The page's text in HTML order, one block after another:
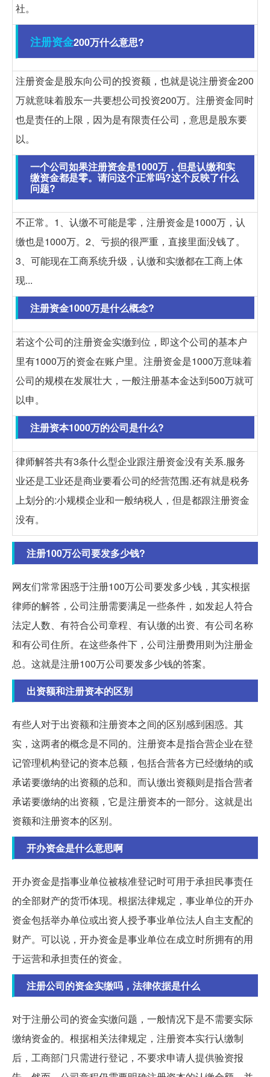
社。
注册资金200万什么意思?
注册资金是股东向公司的投资额，也就是说注册资金200
万就意味着股东一共要想公司投资200万。注册资金同时
也是责任的上限，因为是有限责任公司，意思是股东要
以。
一个公司如果注册资金是1000万，但是认缴和实
缴资金都是零。请问这个正常吗?这个反映了什么
问题?
不正常。1、认缴不可能是零，注册资金是1000万，认
缴也是1000万。2、亏损的很严重，直接里面没钱了。
3、可能现在工商系统升级，认缴和实缴都在工商上体
现...
注册资金1000万是什么概念?
若这个公司的注册资金实缴到位，即这个公司的基本户
里有1000万的资金在账户里。注册资金是1000万意味着
公司的规模在发展壮大，一般注册基本金达到500万就可
以申。
注册资本1000万的公司是什么?
律师解答共有3条什么型企业跟注册资金没有关系.服务
业还是工业还是商业要看公司的经营范围.还有就是税务
上划分的:小规模企业和一般纳税人，但是都跟注册资金
没有。
注册100万公司要发多少钱?
网友们常常困惑于注册100万公司要发多少钱，其实根据
律师的解答，公司注册需要满足一些条件，如发起人符合
法定人数、有符合公司章程、有认缴的出资、有公司名称
和有公司住所。在这些条件下，公司注册费用则为注册金
总。这就是注册100万公司要发多少钱的答案。
出资额和注册资本的区别
有些人对于出资额和注册资本之间的区别感到困惑。其
实，这两者的概念是不同的。注册资本是指合营企业在登
记管理机构登记的资本总额，包括合营各方已经缴纳的或
承诺要缴纳的出资额的总和。而认缴出资额则是指合营者
承诺要缴纳的出资额，它是注册资本的一部分。这就是出
资额和注册资本的区别。
开办资金是什么意思啊
开办资金是指事业单位被核准登记时可用于承担民事责任
的全部财产的货币体现。根据法律规定，事业单位的开办
资金包括举办单位或出资人授予事业单位法人自主支配的
财产。可以说，开办资金是事业单位在成立时所拥有的用
于运营和承担责任的资金。
注册公司的资金实缴吗，法律依据是什么
对于注册公司的资金实缴问题，一般情况下是不需要实际
缴纳资金的。根据相关法律规定，注册资本实行认缴制
后，工商部门只需进行登记，不要求申请人提供验资报